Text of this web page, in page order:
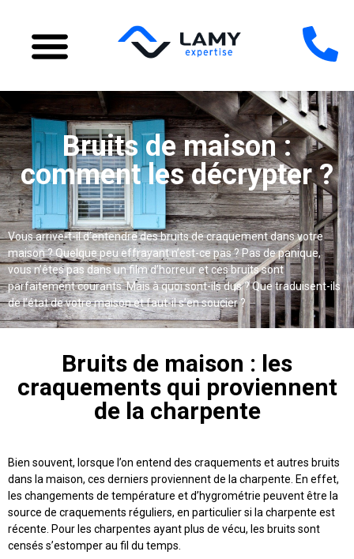
Bruits de maison :
comment les décrypter ?
Vous arrive-t-il d’entendre des bruits de craquement dans votre
maison ? Quelque peu effrayant n’est-ce pas ? Pas de panique,
vous n’êtes pas dans un film d’horreur et ces bruits sont
parfaitement courants. Mais à quoi sont-ils dus ? Que traduisent-ils
de l’état de votre maison et faut-il s’en soucier ?
Bruits de maison : les
craquements qui proviennent
de la charpente
Bien souvent, lorsque l’on entend des craquements et autres bruits
dans la maison, ces derniers proviennent de la charpente. En effet,
les changements de température et d’hygrométrie peuvent être la
source de craquements réguliers, en particulier si la charpente est
récente. Pour les charpentes ayant plus de vécu, les bruits sont
censés s’estomper au fil du temps.